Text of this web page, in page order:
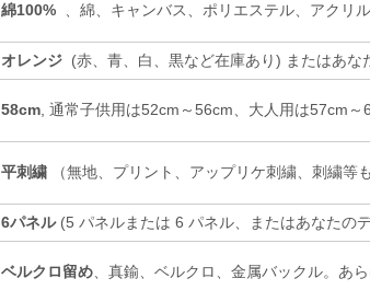
綿100% 、綿、キャンバス、ポリエステル、アクリ
オレンジ (赤、青、白、黒など在庫あり) またはあな
58cm , 通常子供用は52cm～56cm、大人用は57cm～
平刺繍 （無地、プリント、アップリケ刺繍、刺繍等
6パネル (5 パネルまたは 6 パネル、またはあなたの
ベルクロ留め 、真鍮、ベルクロ、金属バックル。あ